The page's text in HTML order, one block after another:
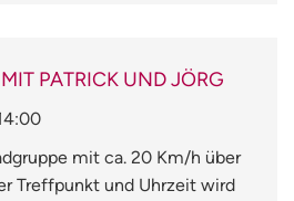
PATRICK UND JÖRG
mit ca. 20 Km/h über
Treffpunkt und Uhrzeit wird